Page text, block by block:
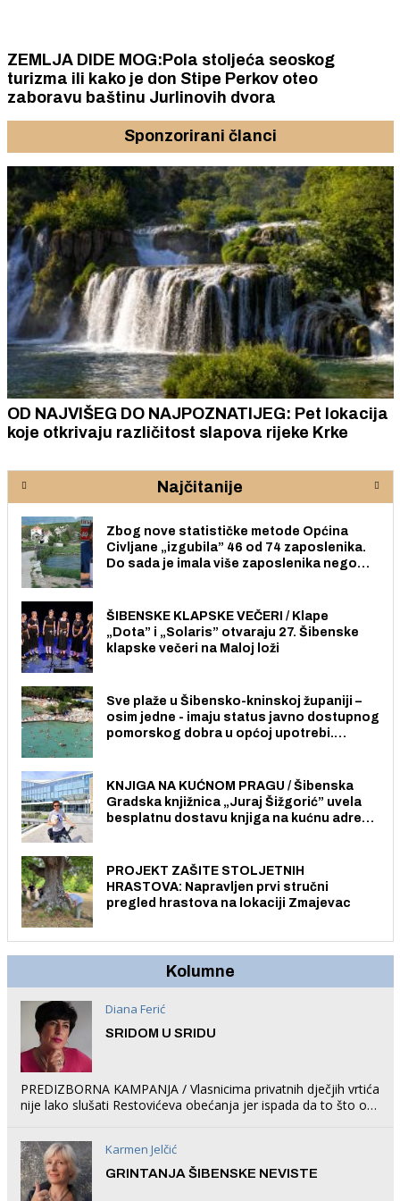
ZEMLJA DIDE MOG:Pola stoljeća seoskog
turizma ili kako je don Stipe Perkov oteo
zaboravu baštinu Jurlinovih dvora
Sponzorirani članci
OD NAJVIŠEG DO NAJPOZNATIJEG: Pet lokacija
koje otkrivaju različitost slapova rijeke Krke
Najčitanije
Zbog nove statističke metode Općina
Civljane „izgubila” 46 od 74 zaposlenika.
Do sada je imala više zaposlenika nego
ŠIBENSKE KLAPSKE VEČERI / Klape
„Dota” i „Solaris” otvaraju 27. Šibenske
klapske večeri na Maloj loži
Sve plaže u Šibensko-kninskoj županiji –
osim jedne - imaju status javno dostupnog
pomorskog dobra u općoj upotrebi.
KNJIGA NA KUĆNOM PRAGU / Šibenska
Gradska knjižnica „Juraj Šižgorić” uvela
besplatnu dostavu knjiga na kućnu adresu
PROJEKT ZAŠITE STOLJETNIH
HRASTOVA: Napravljen prvi stručni
pregled hrastova na lokaciji Zmajevac
Kolumne
Diana Ferić
SRIDOM U SRIDU
PREDIZBORNA KAMPANJA / Vlasnicima privatnih dječjih vrtića
nije lako slušati Restovićeva obećanja jer ispada da to što oni
Karmen Jelčić
GRINTANJA ŠIBENSKE NEVISTE